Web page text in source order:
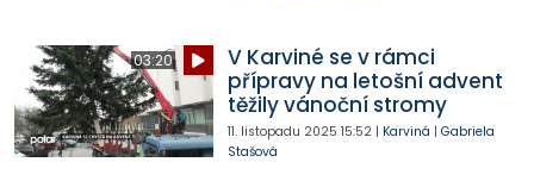
03:20
V Karviné se v rámci
přípravy na letošní advent
těžily vánoční stromy
11. listopadu 2025 15:52| Karviná | Gabriela
Stašová